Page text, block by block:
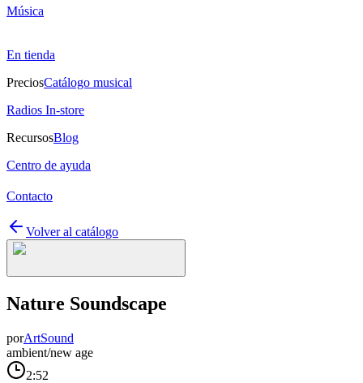
Música
En tienda
PreciosCatálogo musical
Radios In-store
RecursosBlog
Centro de ayuda
Contacto
Volver al catálogo
Nature Soundscape
porArtSound
ambient/new age
2:52